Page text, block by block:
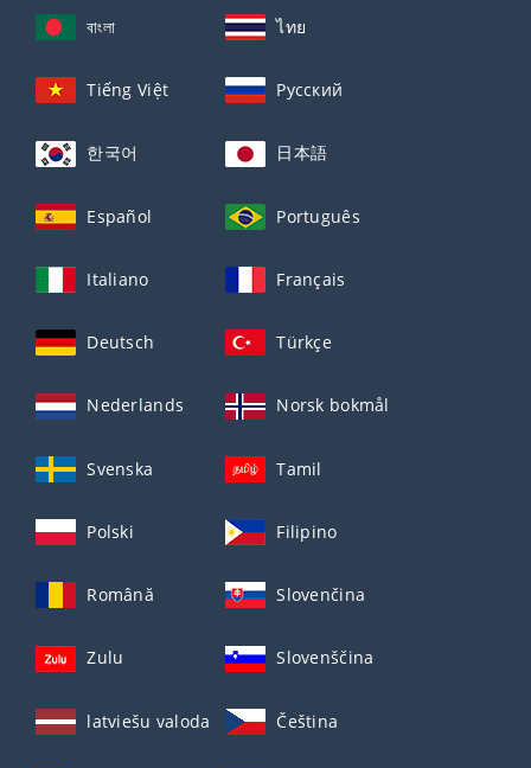
বাংলা ไทย
Tiếng Việt Русский
한국어 日本語
Español Português
Italiano Français
Deutsch Türkçe
Nederlands Norsk bokmål
Svenska Tamil
Polski Filipino
Română Slovenčina
Zulu Slovenščina
latviešu valoda Čeština